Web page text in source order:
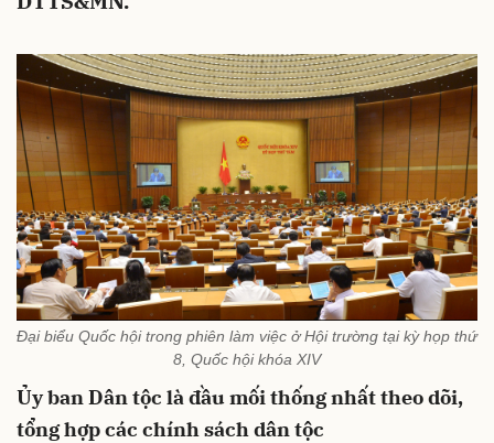
Đại biểu Quốc hội trong phiên làm việc ở Hội trường tại kỳ họp thứ
8, Quốc hội khóa XIV
Ủy ban Dân tộc là đầu mối thống nhất theo dõi,
tổng hợp các chính sách dân tộc